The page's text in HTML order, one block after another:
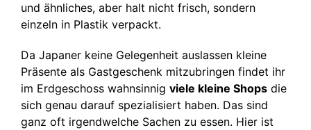
und ähnliches, aber halt nicht frisch, sondern
einzeln in Plastik verpackt.
Da Japaner keine Gelegenheit auslassen kleine
Präsente als Gastgeschenk mitzubringen findet ihr
im Erdgeschoss wahnsinnig viele kleine Shops die
sich genau darauf spezialisiert haben. Das sind
ganz oft irgendwelche Sachen zu essen. Hier ist